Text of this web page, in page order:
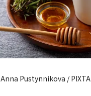
Anna Pustynnikova / PIXTA